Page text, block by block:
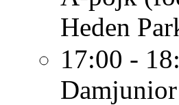
Heden
17:00 -